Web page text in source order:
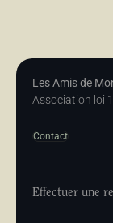
Les Amis de
Association loi
Contact
Effectuer une